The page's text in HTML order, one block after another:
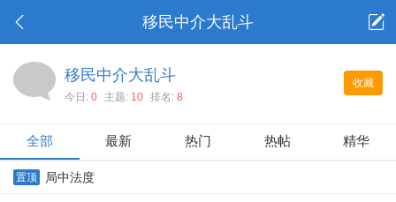
移民中介大乱斗
收藏
移民中介大乱斗
今日: 0 主题: 10 排名: 8
全部 最新 热门 热帖 精华
置顶 局中法度